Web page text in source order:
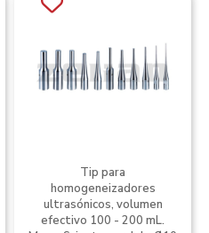
Tip para
homogeneizadores
ultrasónicos, volumen
efectivo 100 - 200 mL.